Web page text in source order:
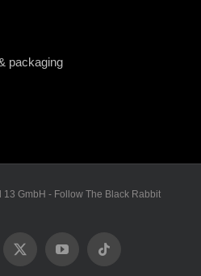
packaging
GmbH - Follow The Black Rabbit
X YouTubeTiktok